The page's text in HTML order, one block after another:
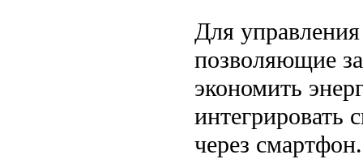
Для
позволяющие
экономить
интегрировать
через смартфон.